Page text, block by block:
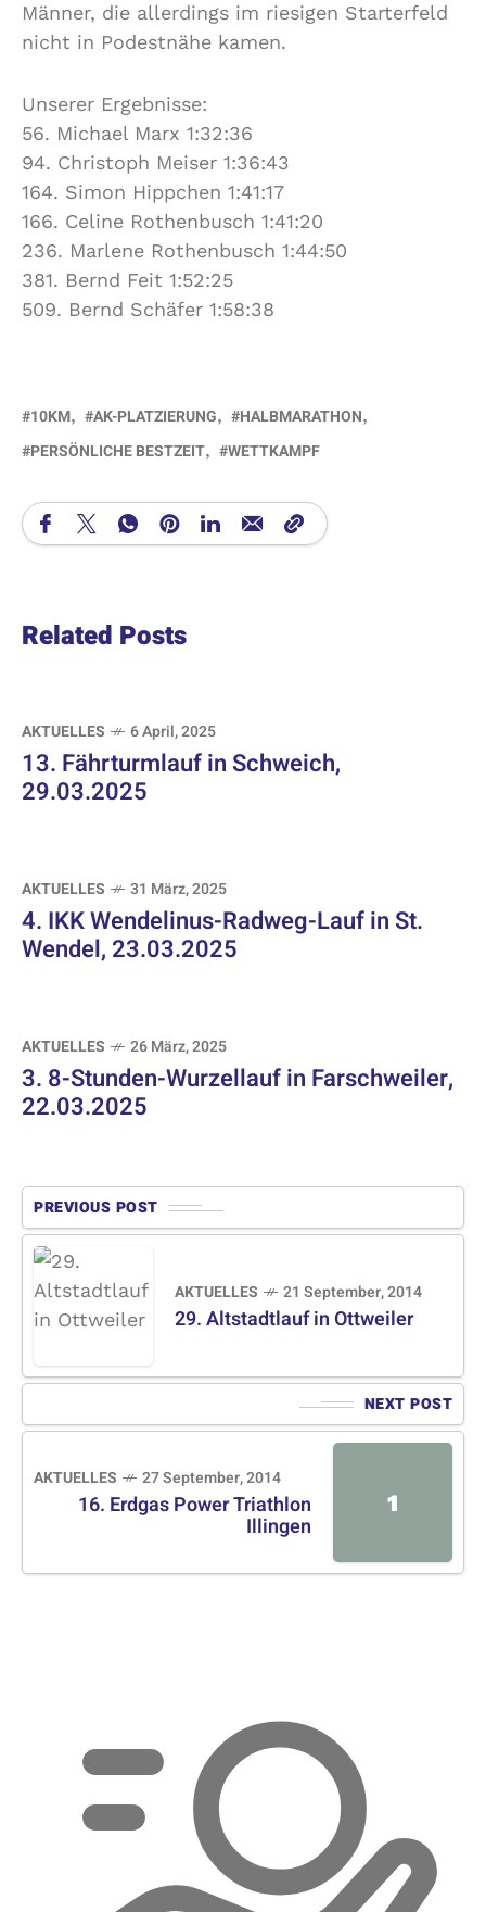
Männer, die allerdings im riesigen Starterfeld
nicht in Podestnähe kamen.
Unserer Ergebnisse:
56. Michael Marx 1:32:36
94. Christoph Meiser 1:36:43
164. Simon Hippchen 1:41:17
166. Celine Rothenbusch 1:41:20
236. Marlene Rothenbusch 1:44:50
381. Bernd Feit 1:52:25
509. Bernd Schäfer 1:58:38
10KM AK-PLATZIERUNG
HALBMARATHON
PERSÖNLICHE BESTZEIT
WETTKAMPF
Related Posts
AKTUELLES 6 April, 2025
13. Fährturmlauf in Schweich,
29.03.2025
AKTUELLES 31 März, 2025
4. IKK Wendelinus-Radweg-Lauf in St.
Wendel, 23.03.2025
AKTUELLES 26 März, 2025
3. 8-Stunden-Wurzellauf in Farschweiler,
22.03.2025
PREVIOUS POST
AKTUELLES 21 September, 2014
29. Altstadtlauf in Ottweiler
NEXT POST
1
AKTUELLES 27 September, 2014
16. Erdgas Power Triathlon
Illingen